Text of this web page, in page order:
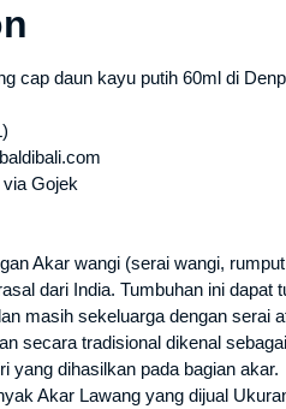
cap daun kayu putih 60ml di
Gojek
Akar wangi (serai wangi,
dari India. Tumbuhan ini
masih sekeluarga dengan serai
secara tradisional dikenal
yang dihasilkan pada bagian akar.
Akar Lawang yang dijual